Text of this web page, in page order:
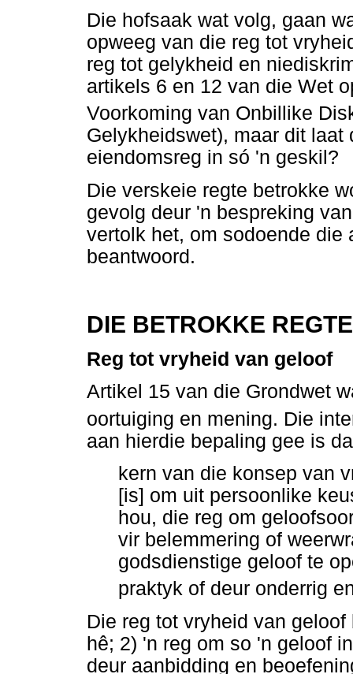
Die hofsaak wat volg, gaan
opweeg van die reg tot
reg tot gelykheid en
artikels 6 en 12 van die Wet
Voorkoming van Onbillike
Gelykheidswet), maar dit laat
eiendomsreg in só 'n geskil?
Die verskeie regte betrokke
gevolg deur 'n bespreking
vertolk het, om sodoende die
beantwoord.
DIE BETROKKE REGTE
Reg tot vryheid van geloof
Artikel 15 van die Grondwet
oortuiging en mening. Die
aan hierdie bepaling gee is
kern van die konsep van
[is] om uit persoonlike
hou, die reg om
vir belemmering of
godsdienstige geloof te
praktyk of deur onderrig
Die reg tot vryheid van
hê; 2) 'n reg om so 'n geloof
deur aanbidding en